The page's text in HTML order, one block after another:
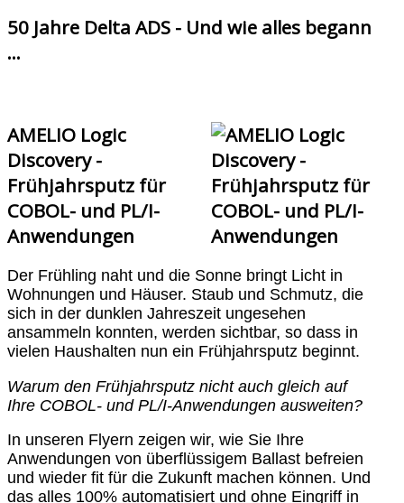
50 Jahre Delta ADS - Und wie alles begann
...
AMELIO Logic
Discovery -
Frühjahrsputz für
COBOL- und PL/I-
Anwendungen
Der Frühling naht und die Sonne bringt Licht in
Wohnungen und Häuser. Staub und Schmutz, die
sich in der dunklen Jahreszeit ungesehen
ansammeln konnten, werden sichtbar, so dass in
vielen Haushalten nun ein Frühjahrsputz beginnt.
Warum den Frühjahrsputz nicht auch gleich auf
Ihre COBOL- und PL/I-Anwendungen ausweiten?
In unseren Flyern zeigen wir, wie Sie Ihre
Anwendungen von überflüssigem Ballast befreien
und wieder fit für die Zukunft machen können. Und
das alles 100% automatisiert und ohne Eingriff in